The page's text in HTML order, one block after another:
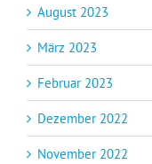
August 2023
März 2023
Februar 2023
Dezember 2022
November 2022